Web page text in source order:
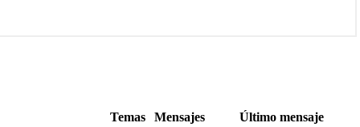
Temas Mensajes Último mensaje